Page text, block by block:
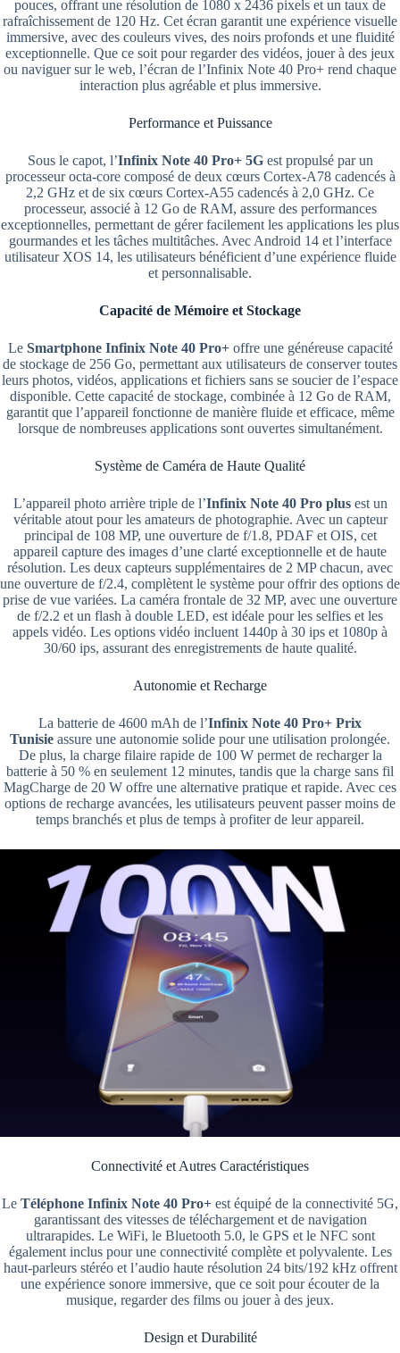
pouces, offrant une résolution de 1080 x 2436 pixels et un taux de
rafraîchissement de 120 Hz. Cet écran garantit une expérience visuelle
immersive, avec des couleurs vives, des noirs profonds et une fluidité
exceptionnelle. Que ce soit pour regarder des vidéos, jouer à des jeux
ou naviguer sur le web, l’écran de l’Infinix Note 40 Pro+ rend chaque
interaction plus agréable et plus immersive.
Performance et Puissance
Sous le capot, l’Infinix Note 40 Pro+ 5Gest propulsé par un
processeur octa-core composé de deux cœurs Cortex-A78 cadencés à
2,2 GHz et de six cœurs Cortex-A55 cadencés à 2,0 GHz. Ce
processeur, associé à 12 Go de RAM, assure des performances
exceptionnelles, permettant de gérer facilement les applications les plus
gourmandes et les tâches multitâches. Avec Android 14 et l’interface
utilisateur XOS 14, les utilisateurs bénéficient d’une expérience fluide
et personnalisable.
Capacité de Mémoire et Stockage
Le Smartphone Infinix Note 40 Pro+offre une généreuse capacité
de stockage de 256 Go, permettant aux utilisateurs de conserver toutes
leurs photos, vidéos, applications et fichiers sans se soucier de l’espace
disponible. Cette capacité de stockage, combinée à 12 Go de RAM,
garantit que l’appareil fonctionne de manière fluide et efficace, même
lorsque de nombreuses applications sont ouvertes simultanément.
Système de Caméra de Haute Qualité
L’appareil photo arrière triple de l’Infinix Note 40 Pro plusest un
véritable atout pour les amateurs de photographie. Avec un capteur
principal de 108 MP, une ouverture de f/1.8, PDAF et OIS, cet
appareil capture des images d’une clarté exceptionnelle et de haute
résolution. Les deux capteurs supplémentaires de 2 MP chacun, avec
une ouverture de f/2.4, complètent le système pour offrir des options de
prise de vue variées. La caméra frontale de 32 MP, avec une ouverture
de f/2.2 et un flash à double LED, est idéale pour les selfies et les
appels vidéo. Les options vidéo incluent 1440p à 30 ips et 1080p à
30/60 ips, assurant des enregistrements de haute qualité.
Autonomie et Recharge
La batterie de 4600 mAh de l’Infinix Note 40 Pro+ Prix
Tunisie assure une autonomie solide pour une utilisation prolongée.
De plus, la charge filaire rapide de 100 W permet de recharger la
batterie à 50 % en seulement 12 minutes, tandis que la charge sans fil
MagCharge de 20 W offre une alternative pratique et rapide. Avec ces
options de recharge avancées, les utilisateurs peuvent passer moins de
temps branchés et plus de temps à profiter de leur appareil.
Connectivité et Autres Caractéristiques
Le Téléphone Infinix Note 40 Pro+ est équipé de la connectivité 5G,
garantissant des vitesses de téléchargement et de navigation
ultrarapides. Le WiFi, le Bluetooth 5.0, le GPS et le NFC sont
également inclus pour une connectivité complète et polyvalente. Les
haut-parleurs stéréo et l’audio haute résolution 24 bits/192 kHz offrent
une expérience sonore immersive, que ce soit pour écouter de la
musique, regarder des films ou jouer à des jeux.
Design et Durabilité